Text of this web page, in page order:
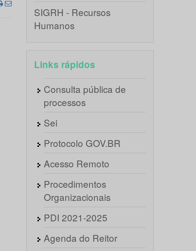
SIGRH - Recursos
Humanos
Links rápidos
Consulta pública de
processos
Sei
Protocolo GOV.BR
Acesso Remoto
Procedimentos
Organizacionais
PDI 2021-2025
Agenda do Reitor